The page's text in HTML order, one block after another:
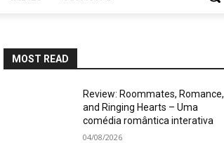
MOST READ
Review: Roommates, Romance,
and Ringing Hearts – Uma
comédia romântica interativa
04/08/2026